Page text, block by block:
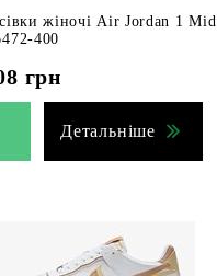
жіночі Air Jordan 1 Mid
400
грн
Детальніше